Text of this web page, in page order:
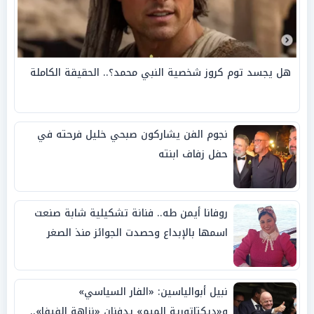
هل يجسد توم كروز شخصية النبي محمد؟.. الحقيقة الكاملة
نجوم الفن يشاركون صبحي خليل فرحته في
حفل زفاف ابنته
روفانا أيمن طه.. فنانة تشكيلية شابة صنعت
اسمها بالإبداع وحصدت الجوائز منذ الصغر
نبيل أبوالياسين: «الفار السياسي»